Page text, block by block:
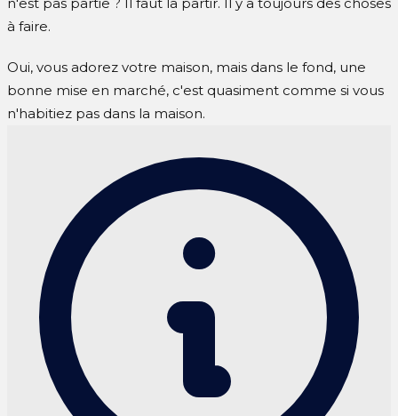
à faire.
Oui, vous adorez votre maison, mais dans le fond, une
bonne mise en marché, c'est quasiment comme si vous
n'habitiez pas dans la maison.